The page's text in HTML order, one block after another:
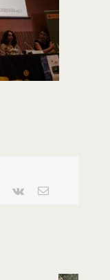
Pinterest
Vk Email: